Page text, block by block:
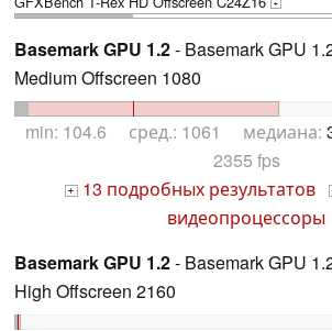
+
Basemark GPU 1.2- Basemark GPU
Medium Offscreen 1080
min: 104.6 сред.: 1061 медиана:
2355 fps
+ 13 подробных результатов
видеопроцессоры
Basemark GPU 1.2- Basemark GPU
High Offscreen 2160